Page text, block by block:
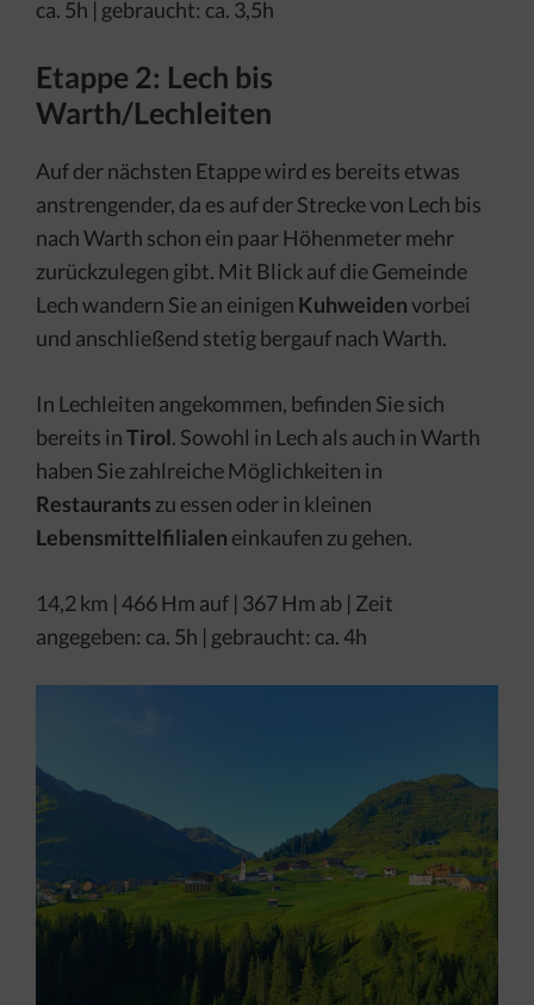
ca. 5h | gebraucht: ca. 3,5h
Etappe 2: Lech bis
Warth/Lechleiten
Auf der nächsten Etappe wird es bereits etwas
anstrengender, da es auf der Strecke von Lech bis
nach Warth schon ein paar Höhenmeter mehr
zurückzulegen gibt. Mit Blick auf die Gemeinde
Lech wandern Sie an einigen Kuhweidenvorbei
und anschließend stetig bergauf nach Warth.
In Lechleiten angekommen, befinden Sie sich
bereits inTirol. Sowohl in Lech als auch in Warth
haben Sie zahlreiche Möglichkeiten in
Restaurants zu essen oder in kleinen
Lebensmittelfilialen einkaufen zu gehen.
14,2 km | 466 Hm auf | 367 Hm ab | Zeit
angegeben: ca. 5h | gebraucht: ca. 4h